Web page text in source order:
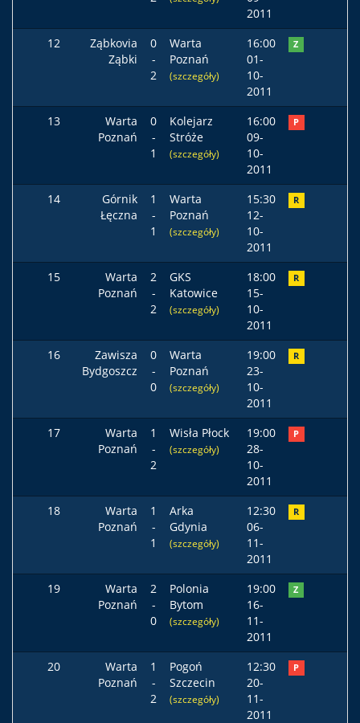
2011
12
Ząbkovia
Ząbki
0
-
2
Warta
Poznań
(szczegóły)
16:00
01-
10-
2011
Z
13
Warta
Poznań
0
-
1
Kolejarz
Stróże
(szczegóły)
16:00
09-
10-
2011
P
14
Górnik
Łęczna
1
-
1
Warta
Poznań
(szczegóły)
15:30
12-
10-
2011
R
15
Warta
Poznań
2
-
2
GKS
Katowice
(szczegóły)
18:00
15-
10-
2011
R
16
Zawisza
Bydgoszcz
0
-
0
Warta
Poznań
(szczegóły)
19:00
23-
10-
2011
R
17
Warta
Poznań
1
-
2
Wisła Płock
(szczegóły)
19:00
28-
10-
2011
P
18
Warta
Poznań
1
-
1
Arka
Gdynia
(szczegóły)
12:30
06-
11-
2011
R
19
Warta
Poznań
2
-
0
Polonia
Bytom
(szczegóły)
19:00
16-
11-
2011
Z
20
Warta
Poznań
1
-
2
Pogoń
Szczecin
(szczegóły)
12:30
20-
11-
2011
P